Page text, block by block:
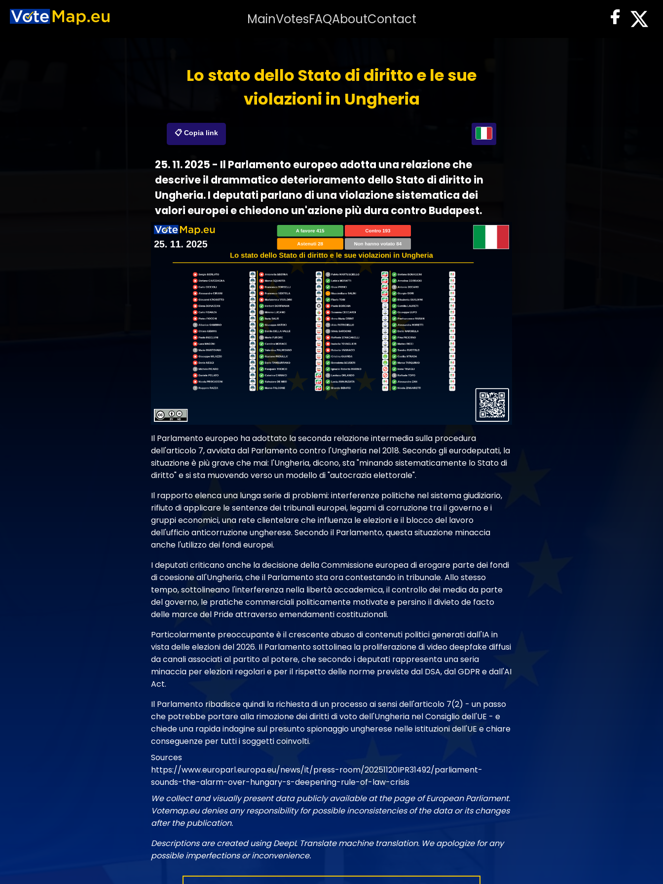
MainVotesFAQAboutContact
Lo stato dello Stato di diritto e le sue
violazioni in Ungheria
📋 Copia link
25. 11. 2025 - Il Parlamento europeo adotta una relazione che
descrive il drammatico deterioramento dello Stato di diritto in
Ungheria. I deputati parlano di una violazione sistematica dei
valori europei e chiedono un'azione più dura contro Budapest.
Il Parlamento europeo ha adottato la seconda relazione intermedia sulla procedura
dell'articolo 7, avviata dal Parlamento contro l'Ungheria nel 2018. Secondo gli eurodeputati, la
situazione è più grave che mai: l'Ungheria, dicono, sta "minando sistematicamente lo Stato di
diritto" e si sta muovendo verso un modello di "autocrazia elettorale".
Il rapporto elenca una lunga serie di problemi: interferenze politiche nel sistema giudiziario,
rifiuto di applicare le sentenze dei tribunali europei, legami di corruzione tra il governo e i
gruppi economici, una rete clientelare che influenza le elezioni e il blocco del lavoro
dell'ufficio anticorruzione ungherese. Secondo il Parlamento, questa situazione minaccia
anche l'utilizzo dei fondi europei.
I deputati criticano anche la decisione della Commissione europea di erogare parte dei fondi
di coesione all'Ungheria, che il Parlamento sta ora contestando in tribunale. Allo stesso
tempo, sottolineano l'interferenza nella libertà accademica, il controllo dei media da parte
del governo, le pratiche commerciali politicamente motivate e persino il divieto de facto
delle marce del Pride attraverso emendamenti costituzionali.
Particolarmente preoccupante è il crescente abuso di contenuti politici generati dall'IA in
vista delle elezioni del 2026. Il Parlamento sottolinea la proliferazione di video deepfake diffusi
da canali associati al partito al potere, che secondo i deputati rappresenta una seria
minaccia per elezioni regolari e per il rispetto delle norme previste dal DSA, dal GDPR e dall'AI
Act.
Il Parlamento ribadisce quindi la richiesta di un processo ai sensi dell'articolo 7(2) - un passo
che potrebbe portare alla rimozione dei diritti di voto dell'Ungheria nel Consiglio dell'UE - e
chiede una rapida indagine sul presunto spionaggio ungherese nelle istituzioni dell'UE e chiare
conseguenze per tutti i soggetti coinvolti.
Sources
https://www.europarl.europa.eu/news/it/press-room/20251120IPR31492/parliament-
sounds-the-alarm-over-hungary-s-deepening-rule-of-law-crisis
We collect and visually present data publicly available at the page of European Parliament.
Votemap.eu denies any responsibility for possible inconsistencies of the data or its changes
after the publication.
Descriptions are created using DeepL Translate machine translation. We apologize for any
possible imperfections or inconvenience.